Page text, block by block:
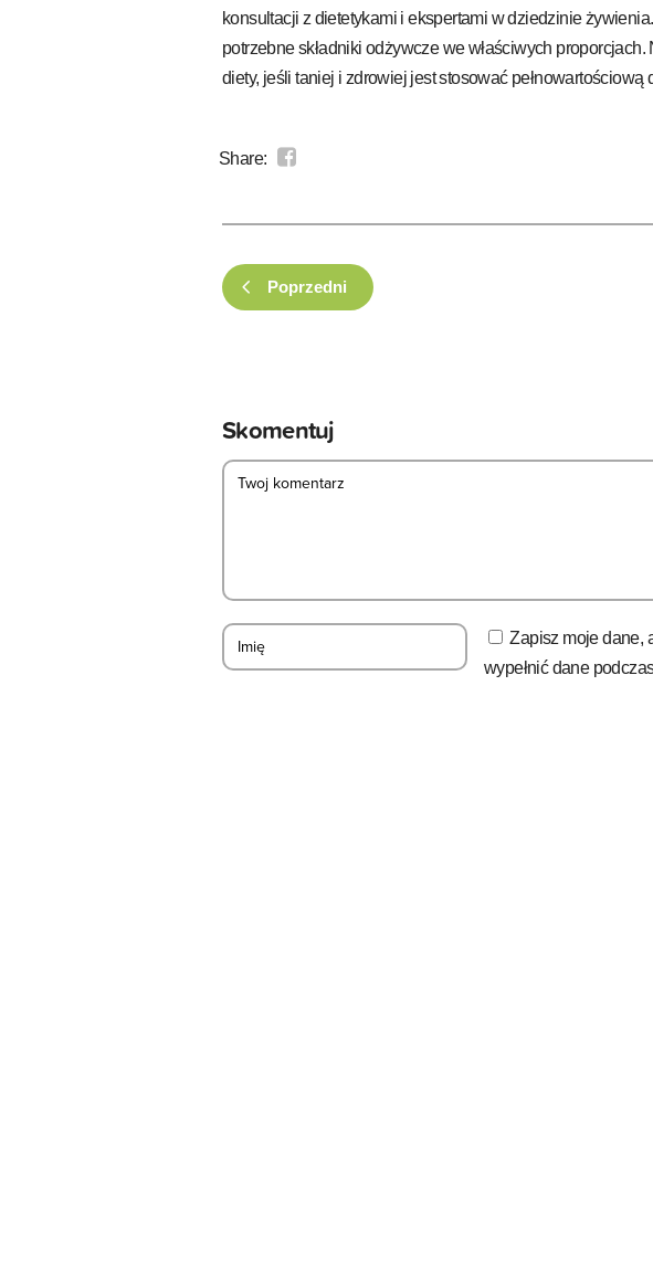
konsultacji z dietetykami i ekspertami w dziedzinie
potrzebne składniki odżywcze we właściwych
diety, jeśli taniej i zdrowiej jest stosować pełnowartościową
Share:
Poprzedni
Skomentuj
Zapisz moje dane,
wypełnić dane